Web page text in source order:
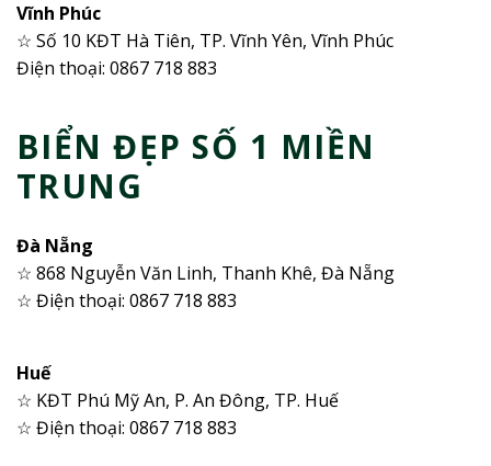
Vĩnh Phúc
☆ Số 10 KĐT Hà Tiên, TP. Vĩnh Yên, Vĩnh Phúc
Điện thoại: 0867 718 883
BIỂN ĐẸP SỐ 1 MIỀN
TRUNG
Đà Nẵng
☆ 868 Nguyễn Văn Linh, Thanh Khê, Đà Nẵng
☆ Điện thoại: 0867 718 883
Huế
☆ KĐT Phú Mỹ An, P. An Đông, TP. Huế
☆ Điện thoại: 0867 718 883